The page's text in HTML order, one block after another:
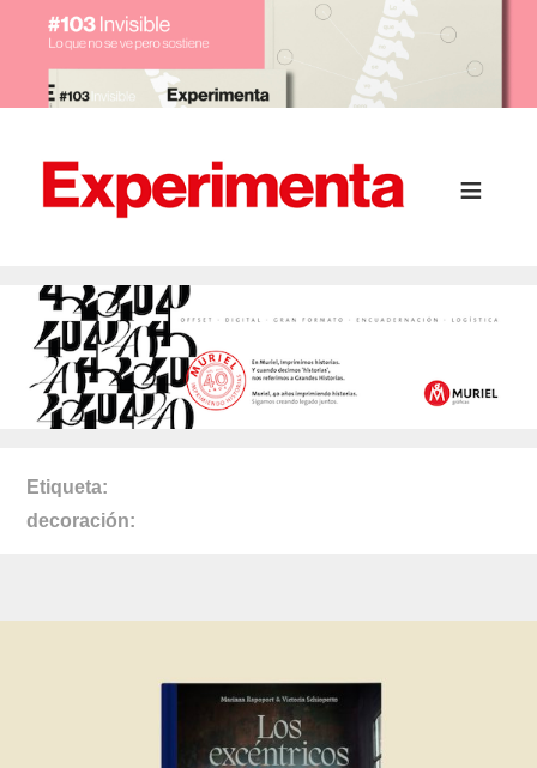
Etiqueta
decoración